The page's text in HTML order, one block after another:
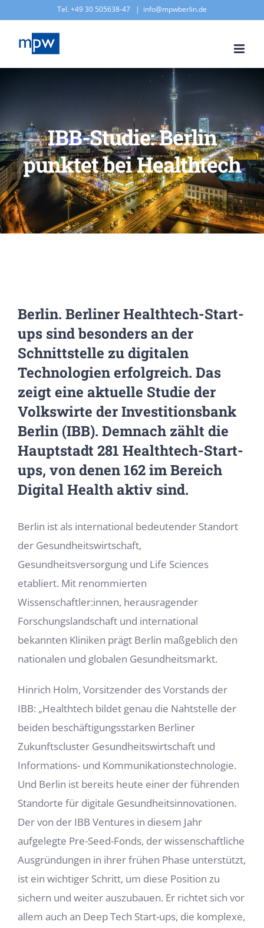
springen
Tel. +49 30 505638-47 | info@mpwberlin.de
IBB-Studie: Berlin
punktet bei Healthtech
Berlin. Berliner Healthtech-Start-
ups sind besonders an der
Schnittstelle zu digitalen
Technologien erfolgreich. Das
zeigt eine aktuelle Studie der
Volkswirte der Investitionsbank
Berlin (IBB). Demnach zählt die
Hauptstadt 281 Healthtech-Start-
ups, von denen 162 im Bereich
Digital Health aktiv sind.
Berlin ist als international bedeutender Standort
der Gesundheitswirtschaft,
Gesundheitsversorgung und Life Sciences
etabliert. Mit renommierten
Wissenschaftler:innen, herausragender
Forschungslandschaft und international
bekannten Kliniken prägt Berlin maßgeblich den
nationalen und globalen Gesundheitsmarkt.
Hinrich Holm, Vorsitzender des Vorstands der
IBB: „Healthtech bildet genau die Nahtstelle der
beiden beschäftigungsstarken Berliner
Zukunftscluster Gesundheitswirtschaft und
Informations- und Kommunikationstechnologie.
Und Berlin ist bereits heute einer der führenden
Standorte für digitale Gesundheitsinnovationen.
Der von der IBB Ventures in diesem Jahr
aufgelegte Pre-Seed-Fonds, der wissenschaftliche
Ausgründungen in ihrer frühen Phase unterstützt,
ist ein wichtiger Schritt, um diese Position zu
sichern und weiter auszubauen. Er richtet sich vor
allem auch an Deep Tech Start-ups, die komplexe,